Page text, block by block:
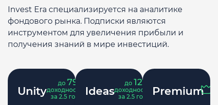
Invest Era специализируется на аналитике
фондового рынка. Подписки являются
инструментом для увеличения прибыли и
получения знаний в мире инвестиций.
Unity
до 79
доходность
за 2.5 года
Ideas
до 121
доходность
за 2.5 года
Premium